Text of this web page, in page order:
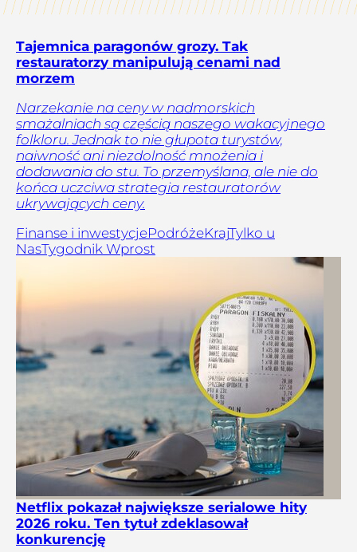
Tajemnica paragonów grozy. Tak
restauratorzy manipulują cenami nad
morzem
Narzekanie na ceny w nadmorskich
smażalniach są częścią naszego wakacyjnego
folkloru. Jednak to nie głupota turystów,
naiwność ani niezdolność mnożenia i
dodawania do stu. To przemyślana, ale nie do
końca uczciwa strategia restauratorów
ukrywających ceny.
Finanse i inwestycjePodróżeKrajTylko u
NasTygodnik Wprost
Netflix pokazał największe serialowe hity
2026 roku. Ten tytuł zdeklasował
konkurencję